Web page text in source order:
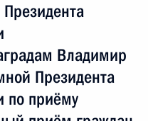
Владимир
Президента
по приёму